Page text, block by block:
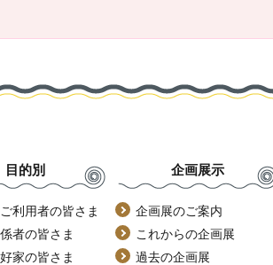
目的別
利用者の皆さま
者の皆さま
家の皆さま
企画展示
企画展のご案内
これからの企画展
過去の企画展